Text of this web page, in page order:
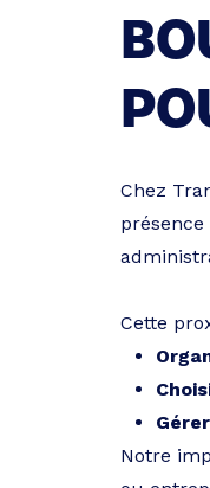
Chez
présence
Cette
Notre